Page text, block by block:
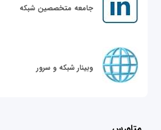
جامعه متخصصین شبکه
وبینار شبکه و سرور